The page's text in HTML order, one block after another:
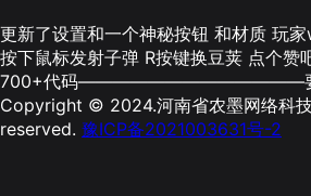
更新了设置和一个神秘按钮 和材质
按下鼠标发射子弹 R按键换豆荚 点个赞
700+代码—————————————要
Copyright © 2024.河南省农墨网络科
reserved. 豫ICP备2021003631号-2